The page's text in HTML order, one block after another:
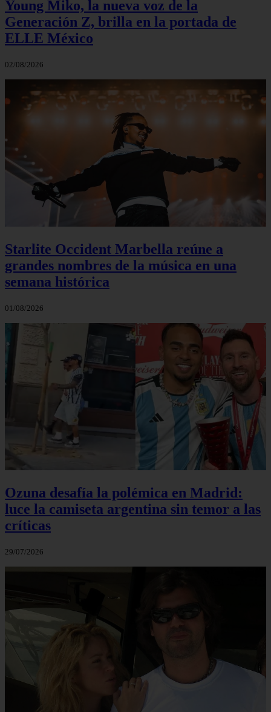
Young Miko, la nueva voz de la
Generación Z, brilla en la portada de
ELLE México
02/08/2026
Starlite Occident Marbella reúne a
grandes nombres de la música en una
semana histórica
01/08/2026
Ozuna desafía la polémica en Madrid:
luce la camiseta argentina sin temor a las
críticas
29/07/2026